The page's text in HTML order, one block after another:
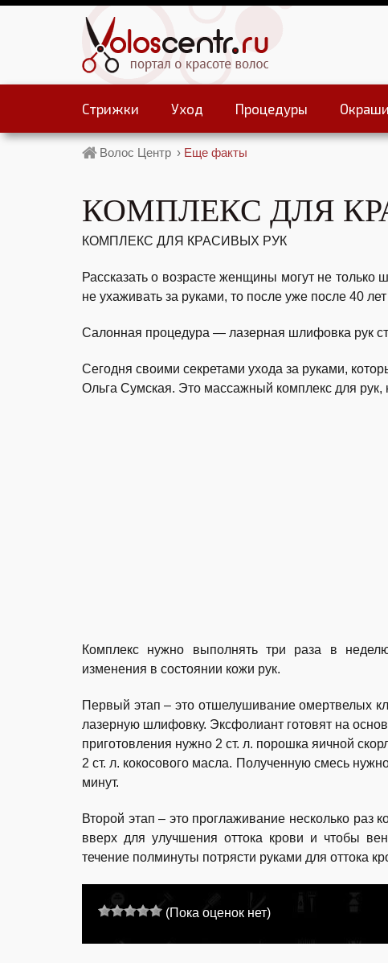
Стрижки Уход Процедуры
Волос Центр › Еще факты
КОМПЛЕКС ДЛЯ
КОМПЛЕКС ДЛЯ КРАСИВЫХ РУК
Рассказать о возрасте женщины могут не
не ухаживать за руками, то после уже после 40
Салонная процедура — лазерная шлифовка рук
Сегодня своими секретами ухода за руками,
Ольга Сумская. Это массажный комплекс для рук,
Комплекс нужно выполнять три раза в
изменения в состоянии кожи рук.
Первый этап – это отшелушивание омертвелых
лазерную шлифовку. Эксфолиант готовят на
приготовления нужно 2 ст. л. порошка яичной
2 ст. л. кокосового масла. Полученную смесь
минут.
Второй этап – это проглаживание несколько раз
вверх для улучшения оттока крови и чтобы
течение полминуты потрясти руками для оттока
(Пока оценок нет)